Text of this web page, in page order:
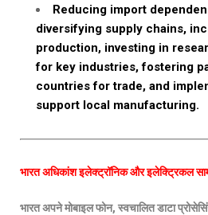
Reducing import
diversifying supply chains,
production, investing in
for key industries, fostering
countries for trade, and
support local manufacturing.
भारत अधिकांश इलेक्ट्रॉनिक और इलेक्ट्रिकल
भारत अपने मोबाइल फोन, स्वचालित डाटा